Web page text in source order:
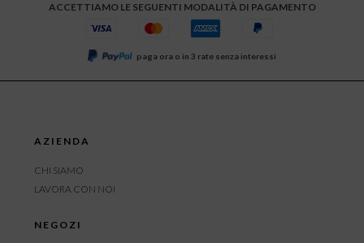
ACCETTIAMO LE SEGUENTI MODALITÀ DI PAGAMENTO
paga ora o in 3 rate senza interessi
AZIENDA
CHI SIAMO
LAVORA CON NOI
NEGOZI